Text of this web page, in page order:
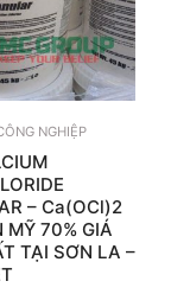
NGHIỆP
– Ca(OCl)2
MỸ 70% GIÁ
TẠI SƠN LA –